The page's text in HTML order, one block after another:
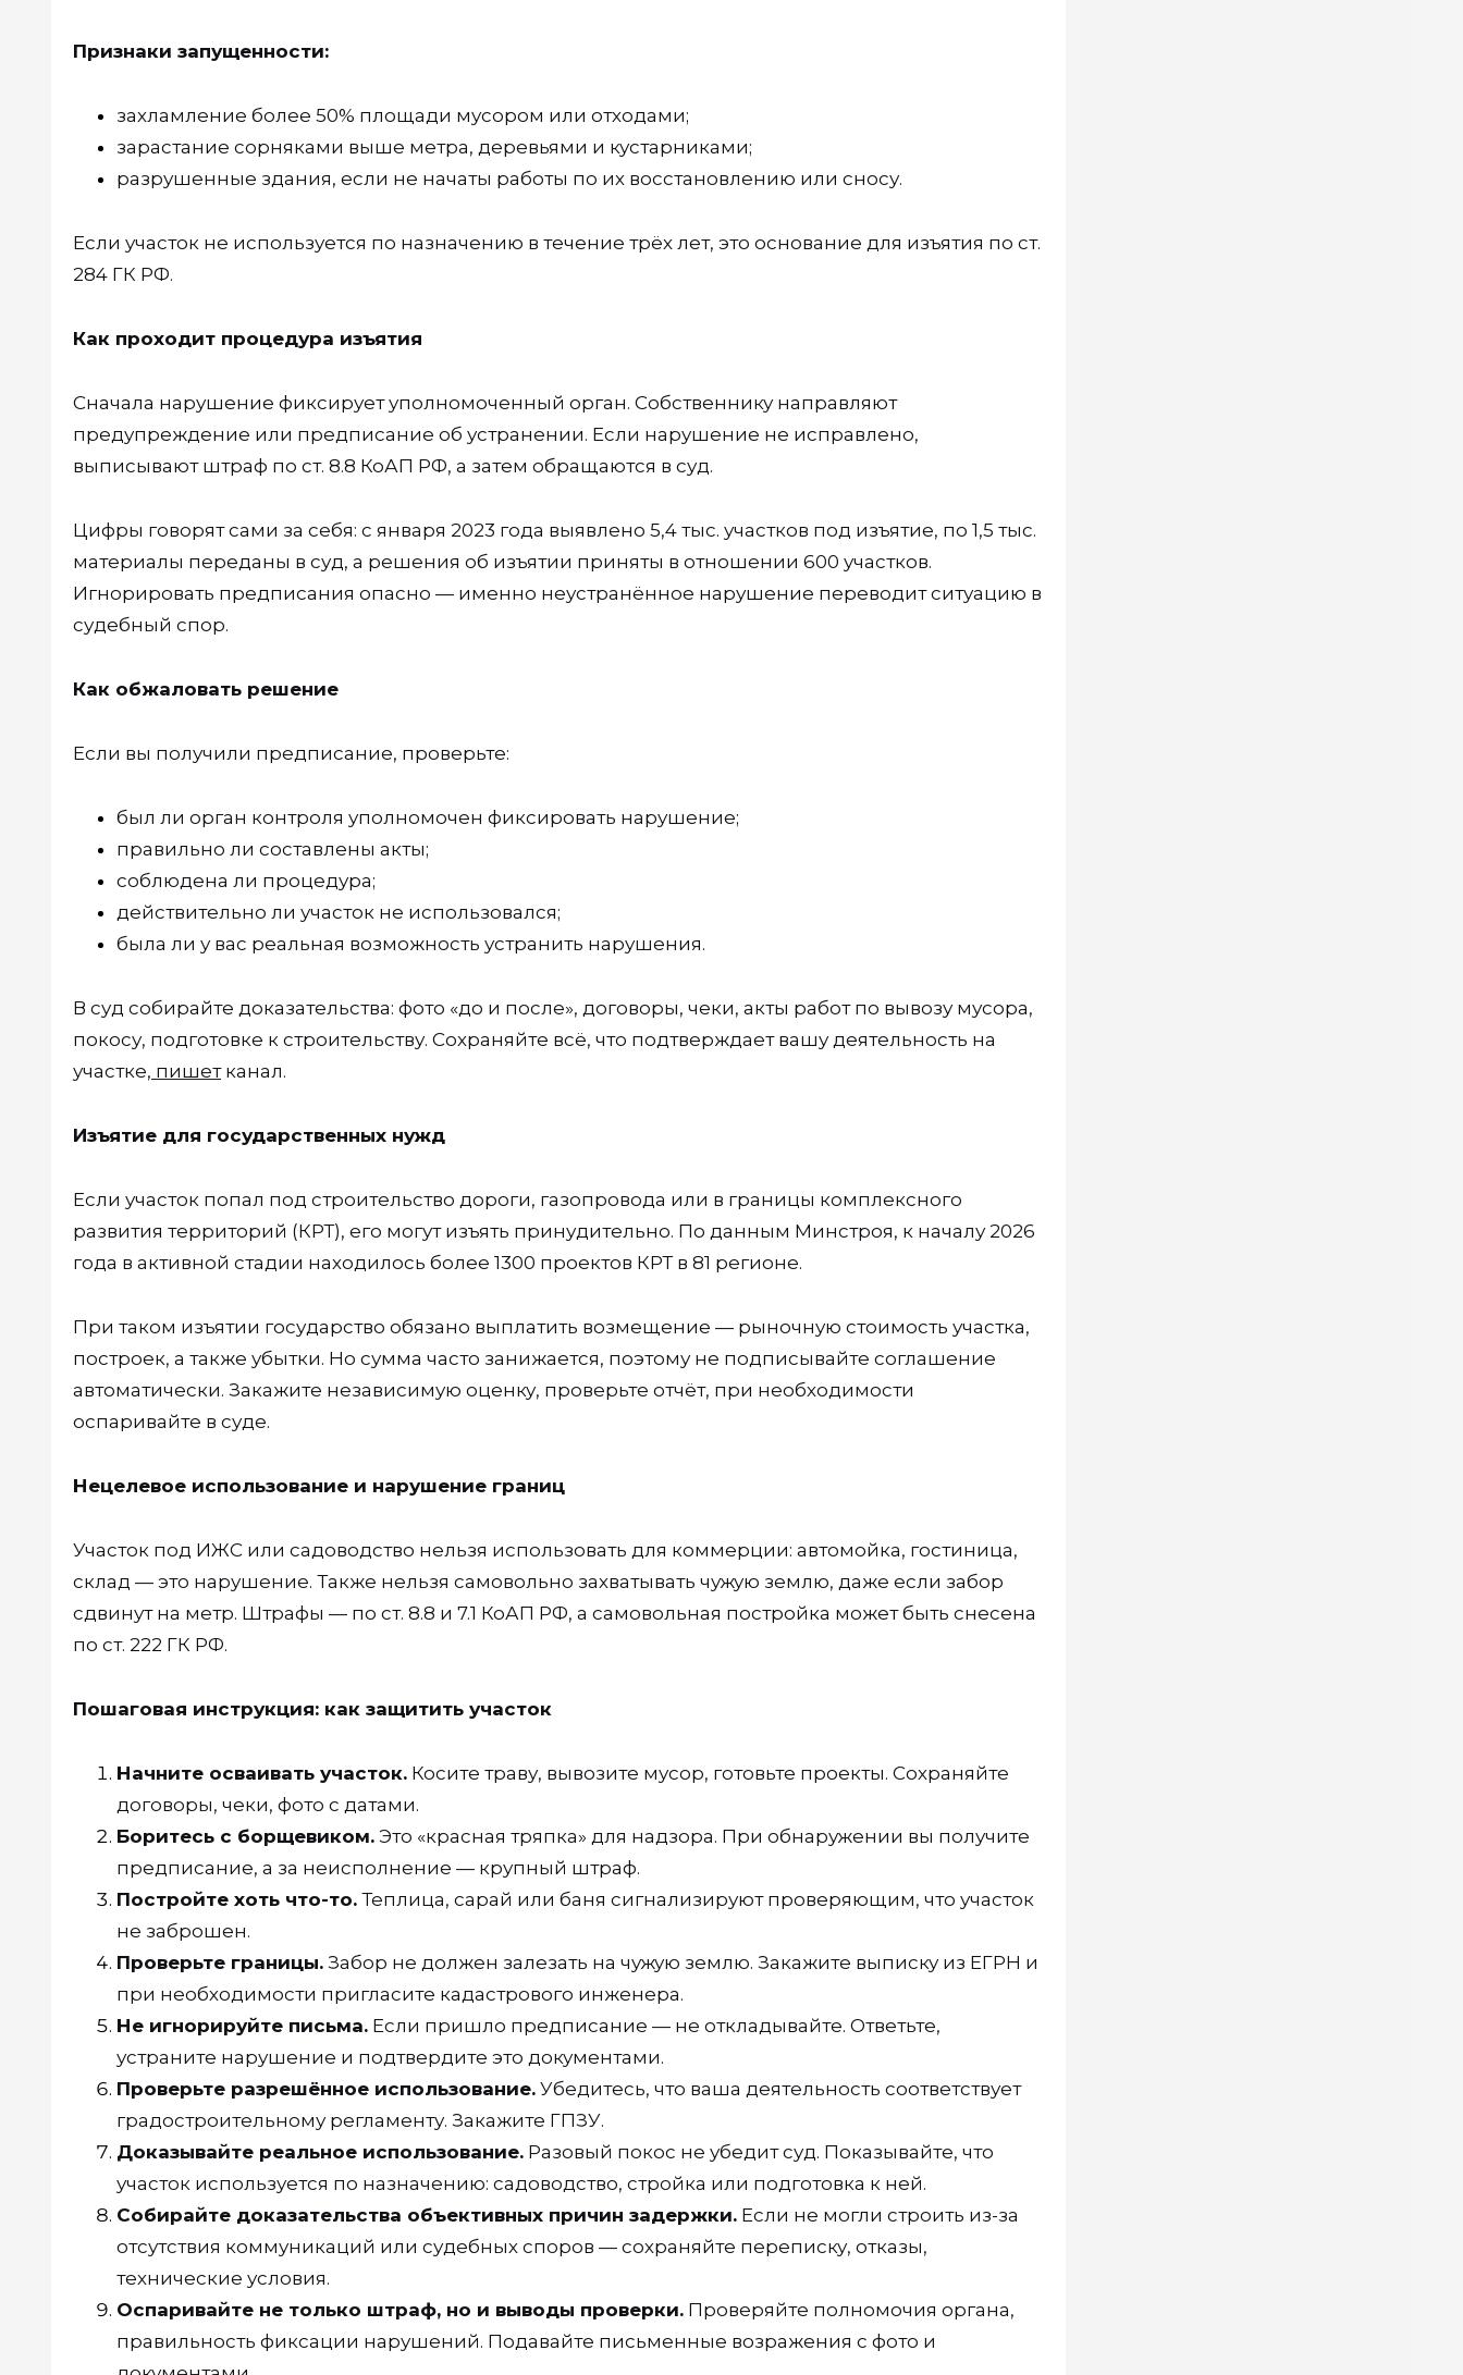
Признаки запущенности:
захламление более 50% площади мусором или отходами;
зарастание сорняками выше метра, деревьями и кустарниками;
разрушенные здания, если не начаты работы по их восстановлению или сносу.
Если участок не используется по назначению в течение трёх лет, это основание для изъятия по ст.
284 ГК РФ.
Как проходит процедура изъятия
Сначала нарушение фиксирует уполномоченный орган. Собственнику направляют
предупреждение или предписание об устранении. Если нарушение не исправлено,
выписывают штраф по ст. 8.8 КоАП РФ, а затем обращаются в суд.
Цифры говорят сами за себя: с января 2023 года выявлено 5,4 тыс. участков под изъятие, по 1,5 тыс.
материалы переданы в суд, а решения об изъятии приняты в отношении 600 участков.
Игнорировать предписания опасно — именно неустранённое нарушение переводит ситуацию в
судебный спор.
Как обжаловать решение
Если вы получили предписание, проверьте:
был ли орган контроля уполномочен фиксировать нарушение;
правильно ли составлены акты;
соблюдена ли процедура;
действительно ли участок не использовался;
была ли у вас реальная возможность устранить нарушения.
В суд собирайте доказательства: фото «до и после», договоры, чеки, акты работ по вывозу мусора,
покосу, подготовке к строительству. Сохраняйте всё, что подтверждает вашу деятельность на
участке, пишетканал.
Изъятие для государственных нужд
Если участок попал под строительство дороги, газопровода или в границы комплексного
развития территорий (КРТ), его могут изъять принудительно. По данным Минстроя, к началу 2026
года в активной стадии находилось более 1300 проектов КРТ в 81 регионе.
При таком изъятии государство обязано выплатить возмещение — рыночную стоимость участка,
построек, а также убытки. Но сумма часто занижается, поэтому не подписывайте соглашение
автоматически. Закажите независимую оценку, проверьте отчёт, при необходимости
оспаривайте в суде.
Нецелевое использование и нарушение границ
Участок под ИЖС или садоводство нельзя использовать для коммерции: автомойка, гостиница,
склад — это нарушение. Также нельзя самовольно захватывать чужую землю, даже если забор
сдвинут на метр. Штрафы — по ст. 8.8 и 7.1 КоАП РФ, а самовольная постройка может быть снесена
по ст. 222 ГК РФ.
Пошаговая инструкция: как защитить участок
Начните осваивать участок. Косите траву, вывозите мусор, готовьте проекты. Сохраняйте
договоры, чеки, фото с датами.
Боритесь с борщевиком. Это «красная тряпка» для надзора. При обнаружении вы получите
предписание, а за неисполнение — крупный штраф.
Постройте хоть что-то. Теплица, сарай или баня сигнализируют проверяющим, что участок
не заброшен.
Проверьте границы. Забор не должен залезать на чужую землю. Закажите выписку из ЕГРН и
при необходимости пригласите кадастрового инженера.
Не игнорируйте письма. Если пришло предписание — не откладывайте. Ответьте,
устраните нарушение и подтвердите это документами.
Проверьте разрешённое использование. Убедитесь, что ваша деятельность соответствует
градостроительному регламенту. Закажите ГПЗУ.
Доказывайте реальное использование. Разовый покос не убедит суд. Показывайте, что
участок используется по назначению: садоводство, стройка или подготовка к ней.
Собирайте доказательства объективных причин задержки. Если не могли строить из-за
отсутствия коммуникаций или судебных споров — сохраняйте переписку, отказы,
технические условия.
Оспаривайте не только штраф, но и выводы проверки. Проверяйте полномочия органа,
правильность фиксации нарушений. Подавайте письменные возражения с фото и